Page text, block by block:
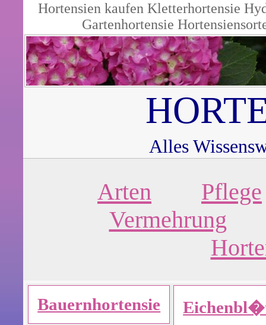
Hortensien kaufen Kletterhortensie
Gartenhortensie
Alles
Arten
Pflege
Vermehrung
Bauernhortensie